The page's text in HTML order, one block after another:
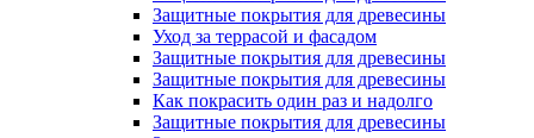
Защитные покрытия для древесины
Уход за террасой и фасадом
Защитные покрытия для древесины
Защитные покрытия для древесины
Как покрасить один раз и надолго
Защитные покрытия для древесины